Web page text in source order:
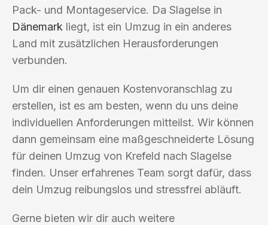
Pack- und Montageservice. Da Slagelse in
Dänemark liegt, ist ein Umzug in ein anderes
Land mit zusätzlichen Herausforderungen
verbunden.
Um dir einen genauen Kostenvoranschlag zu
erstellen, ist es am besten, wenn du uns deine
individuellen Anforderungen mitteilst. Wir können
dann gemeinsam eine maßgeschneiderte Lösung
für deinen Umzug von Krefeld nach Slagelse
finden. Unser erfahrenes Team sorgt dafür, dass
dein Umzug reibungslos und stressfrei abläuft.
Gerne bieten wir dir auch weitere